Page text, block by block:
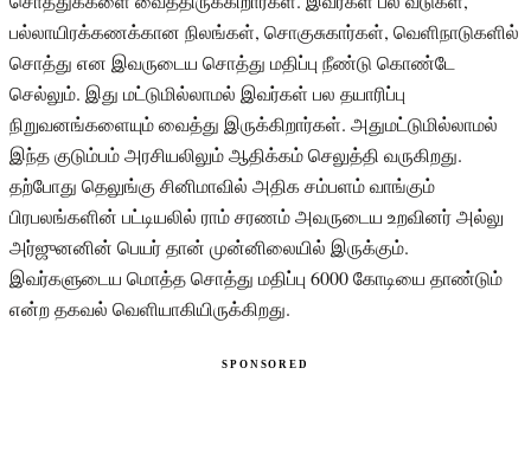
பல்லாயிரக்கணக்கான நிலங்கள், சொகுசுகார்கள், வெளிநாடுகளில்
சொத்து என இவருடைய சொத்து மதிப்பு நீண்டு கொண்டே
செல்லும். இது மட்டுமில்லாமல் இவர்கள் பல தயாரிப்பு
நிறுவனங்களையும் வைத்து இருக்கிறார்கள். அதுமட்டுமில்லாமல்
இந்த குடும்பம் அரசியலிலும் ஆதிக்கம் செலுத்தி வருகிறது.
தற்போது தெலுங்கு சினிமாவில் அதிக சம்பளம் வாங்கும்
பிரபலங்களின் பட்டியலில் ராம் சரணம் அவருடைய உறவினர் அல்லு
அர்ஜுனனின் பெயர் தான் முன்னிலையில் இருக்கும்.
இவர்களுடைய மொத்த சொத்து மதிப்பு 6000 கோடியை தாண்டும்
என்ற தகவல் வெளியாகியிருக்கிறது.